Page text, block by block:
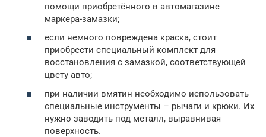
помощи приобретённого в автомагазине
маркера-замазки;
если немного повреждена краска, стоит
приобрести специальный комплект для
восстановления с замазкой, соответствующей
цвету авто;
при наличии вмятин необходимо использовать
специальные инструменты – рычаги и крюки. Их
нужно заводить под металл, выравнивая
поверхность.